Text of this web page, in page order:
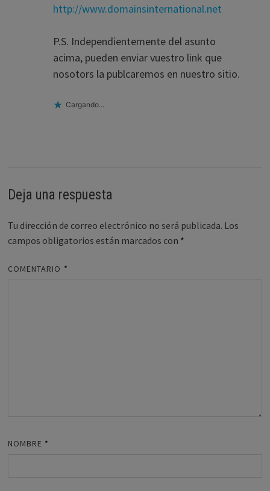
http://www.domainsinternational.net
P.S. Independientemente del asunto
acima, pueden enviar vuestro link que
nosotors la publcaremos en nuestro sitio.
Cargando...
Deja una respuesta
Tu dirección de correo electrónico no será publicada. Los
campos obligatorios están marcados con *
COMENTARIO *
NOMBRE *